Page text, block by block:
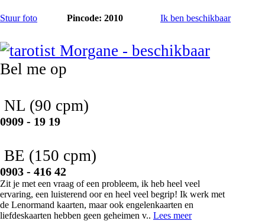
Stuur foto Pincode: 2010 Ik ben beschikbaar
Bel me op
NL (90 cpm)
0909 - 19 19
BE (150 cpm)
0903 - 416 42
Zit je met een vraag of een probleem, ik heb heel veel
ervaring, een luisterend oor en heel veel begrip! Ik werk met
de Lenormand kaarten, maar ook engelenkaarten en
liefdeskaarten hebben geen geheimen v.. Lees meer